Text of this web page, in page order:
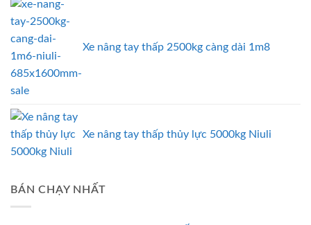
Xe nâng tay thấp 2500kg càng dài 1m8
Xe nâng tay thấp thủy lực 5000kg Niuli
BÁN CHẠY NHẤT